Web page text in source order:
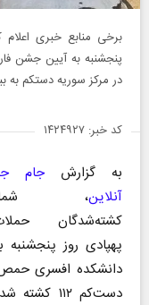
برخی منابع خبری
پنجشنبه به آیین جشن
در مرکز سوریه دستکم به بیش از ۱۱۰
کد خبر: ۱۴۲۴۹۲۷
به گزارشجام
آنلاین،
کشته‌شدگان
پهپادی روز پنجشنبه
دانشکده افسری
دست‌کم ۱۱۲ کشته